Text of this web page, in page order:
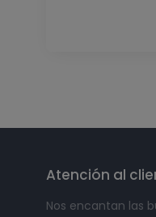
Atención al
Nos encantan las